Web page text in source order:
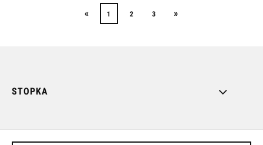
« 1 2 3 »
STOPKA